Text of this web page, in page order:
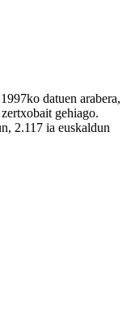
datuen arabera,
gehiago.
2.117 ia euskaldun